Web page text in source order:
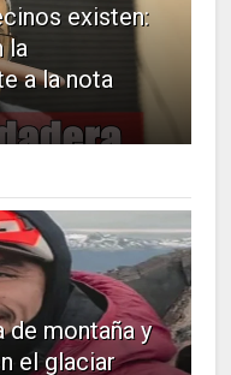
existen:
la
a la nota
de montaña y
el glaciar